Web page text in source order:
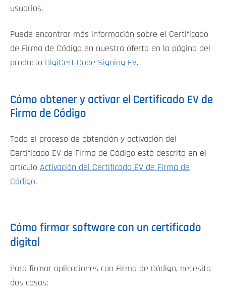
usuarios.
Puede encontrar más información sobre el Certificado
de Firma de Código en nuestra oferta en la página del
producto DigiCert Code Signing EV.
Cómo obtener y activar el Certificado EV de
Firma de Código
Todo el proceso de obtención y activación del
Certificado EV de Firma de Código está descrito en el
artículo Activación del Certificado EV de Firma de
Código.
Cómo firmar software con un certificado
digital
Para firmar aplicaciones con Firma de Código, necesita
dos cosas: